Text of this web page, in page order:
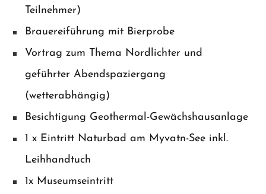
Teilnehmer)
Brauereiführung mit Bierprobe
Vortrag zum Thema Nordlichter und
geführter Abendspaziergang
(wetterabhängig)
Besichtigung Geothermal-Gewächshausanlage
1 x Eintritt Naturbad am Myvatn-See inkl.
Leihhandtuch
1x Museumseintritt